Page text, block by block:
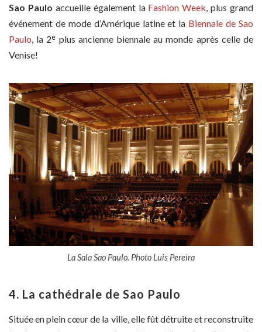
Sao Paulo accueille également la Fashion Week, plus grand
événement de mode d’Amérique latine et la Biennale de Sao
Paulo, la 2e plus ancienne biennale au monde après celle de
Venise!
La Sala Sao Paulo. Photo Luis Pereira
4. La cathédrale de Sao Paulo
Située en plein cœur de la ville, elle fût détruite et reconstruite